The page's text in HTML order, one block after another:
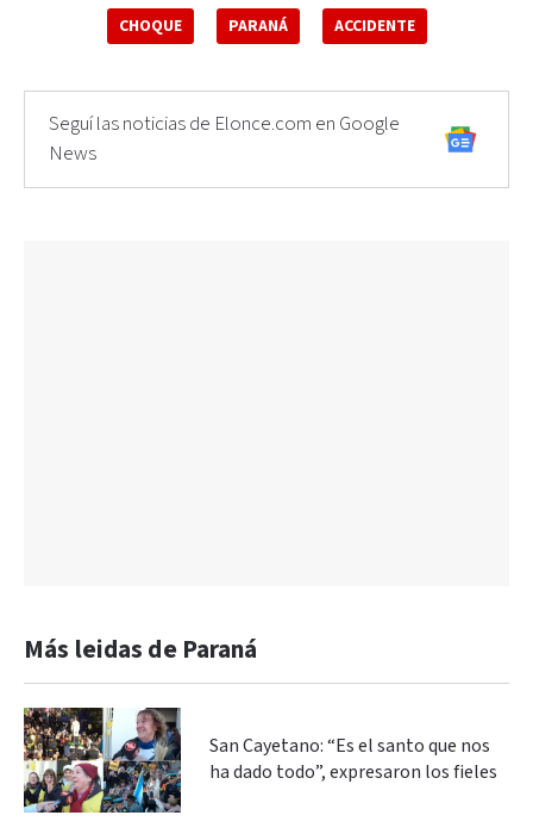
CHOQUE PARANÁ ACCIDENTE
Seguí las noticias de Elonce.com en Google
News
Más leidas de Paraná
San Cayetano: “Es el santo que nos
ha dado todo”, expresaron los fieles